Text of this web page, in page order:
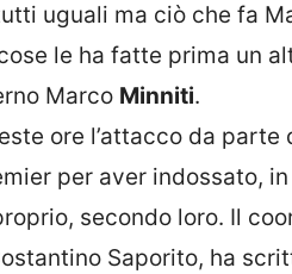
uguali ma ciò che fa
le ha fatte prima un
Marco Minniti.
ore l’attacco da
per aver indossato,
secondo loro. Il
Saporito, ha